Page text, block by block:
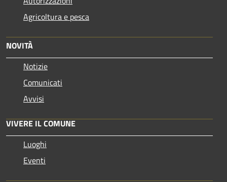
Agricoltura e pesca
NOVITÀ
Notizie
Comunicati
Avvisi
VIVERE IL COMUNE
Luoghi
Eventi